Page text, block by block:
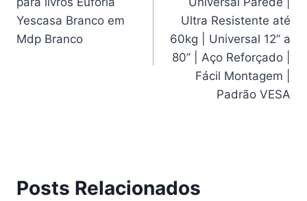
Post
Yescasa Branco em
Mdp Branco
Ultra Resistente até
60kg | Universal 12” a
80” | Aço Reforçado |
Fácil Montagem |
Padrão VESA
Posts Relacionados